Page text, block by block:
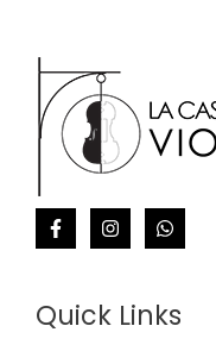
Quick Links